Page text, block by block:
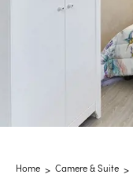
Home Camere & Suite